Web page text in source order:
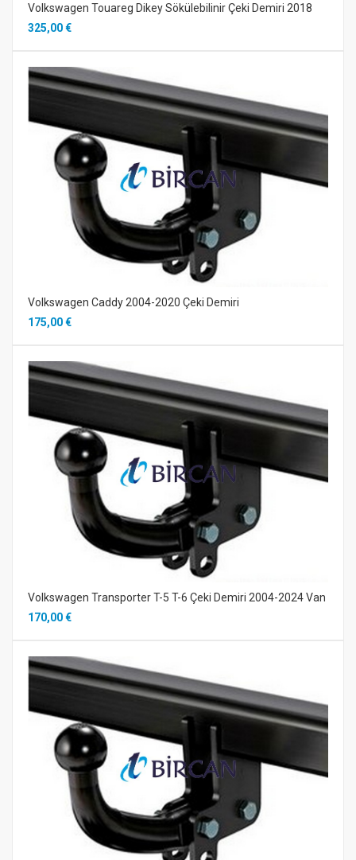
Volkswagen Touareg Dikey Sökülebilinir Çeki Demiri 2018
325,00 €
Volkswagen Caddy 2004-2020 Çeki Demiri
175,00 €
Volkswagen Transporter T-5 T-6 Çeki Demiri 2004-2024 Van
170,00 €